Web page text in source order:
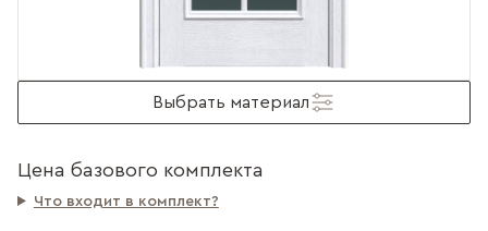
Выбрать материал
Цена базового комплекта
Что входит в комплект?